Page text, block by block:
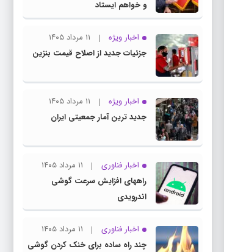
و خواهم ایستاد
اخبار ویژه
۱۱ مرداد ۱۴۰۵
جزئیات جدید از اصلاح قیمت بنزین
اخبار ویژه
۱۱ مرداد ۱۴۰۵
جدید ترین آمار جمعیتی ایران
اخبار فناوری
۱۱ مرداد ۱۴۰۵
راههای افزایش سرعت گوشی
اندرویدی
اخبار فناوری
۱۱ مرداد ۱۴۰۵
چند راه‌ ساده برای خنک کردن گوشی